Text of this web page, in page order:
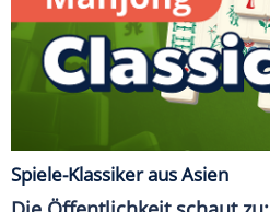
Spiele-Klassiker aus Asien